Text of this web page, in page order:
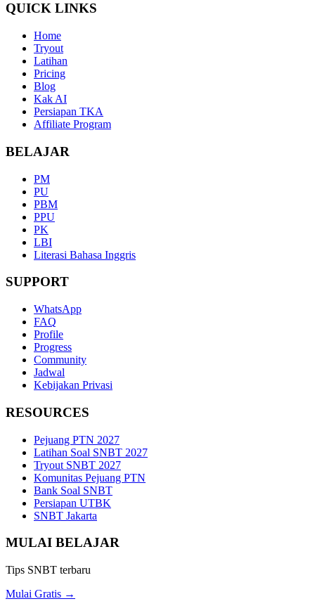
QUICK LINKS
Home
Tryout
Latihan
Pricing
Blog
Kak AI
Persiapan TKA
Affiliate Program
BELAJAR
PM
PU
PBM
PPU
PK
LBI
Literasi Bahasa Inggris
SUPPORT
WhatsApp
FAQ
Profile
Progress
Community
Jadwal
Kebijakan Privasi
RESOURCES
Pejuang PTN 2027
Latihan Soal SNBT 2027
Tryout SNBT 2027
Komunitas Pejuang PTN
Bank Soal SNBT
Persiapan UTBK
SNBT Jakarta
MULAI BELAJAR
Tips SNBT terbaru
Mulai Gratis →